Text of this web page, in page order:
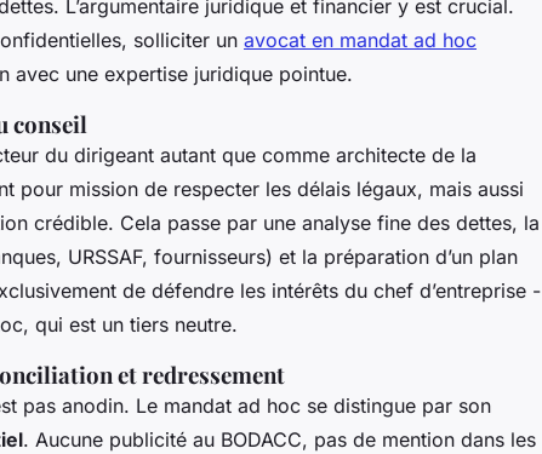
L’argumentaire juridique et financier y est crucial.
solliciter un avocat en mandat ad hoc
avec une expertise juridique pointue.
conseil
du dirigeant autant que comme architecte de la
pour mission de respecter les délais légaux, mais aussi
crédible. Cela passe par une analyse fine des dettes, la
URSSAF, fournisseurs) et la préparation d’un plan
de défendre les intérêts du chef d’entreprise -
qui est un tiers neutre.
et redressement
pas anodin. Le mandat ad hoc se distingue par son
. Aucune publicité au BODACC, pas de mention dans les